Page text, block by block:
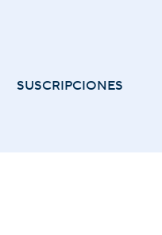
SUSCRIPCIONES